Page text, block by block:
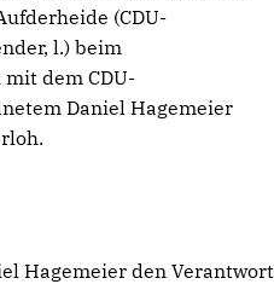
(CDU-
l.) beim
dem CDU-
Daniel Hagemeier
Hagemeier den